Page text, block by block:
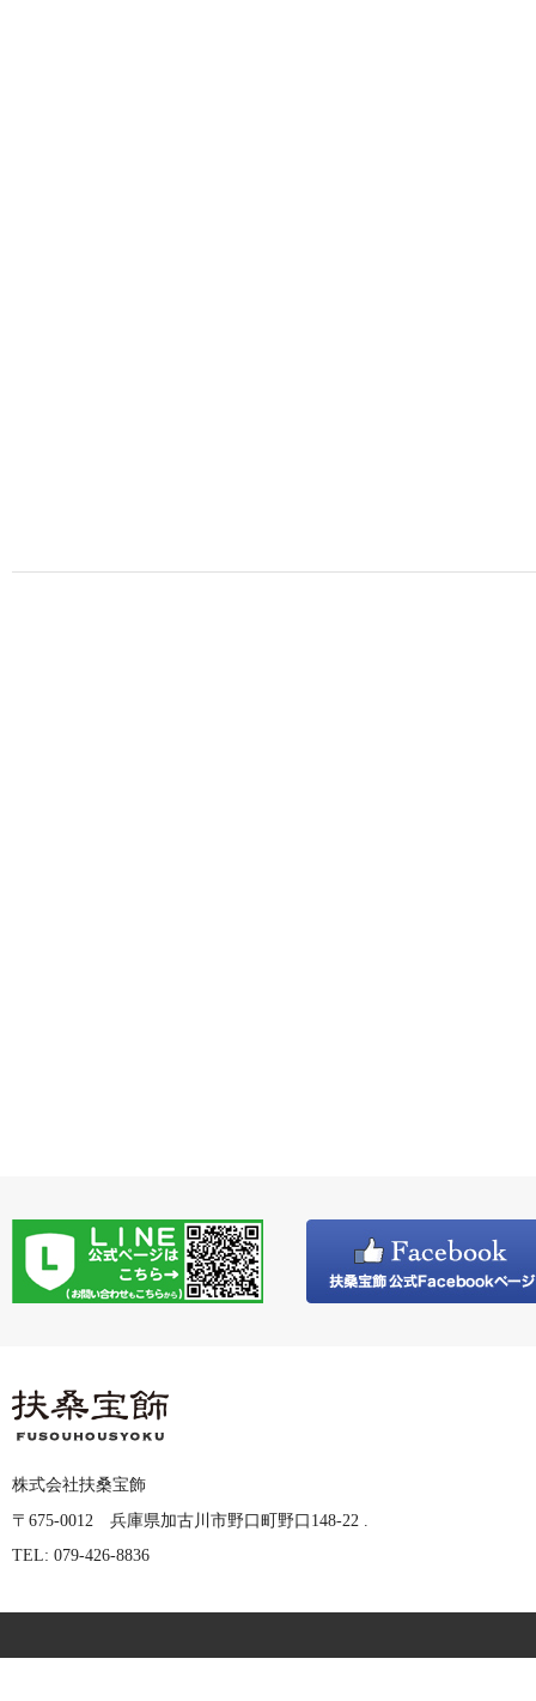
株式会社扶桑宝飾
〒675-0012 兵庫県加古川市野口町野口148-22 .
TEL: 079-426-8836